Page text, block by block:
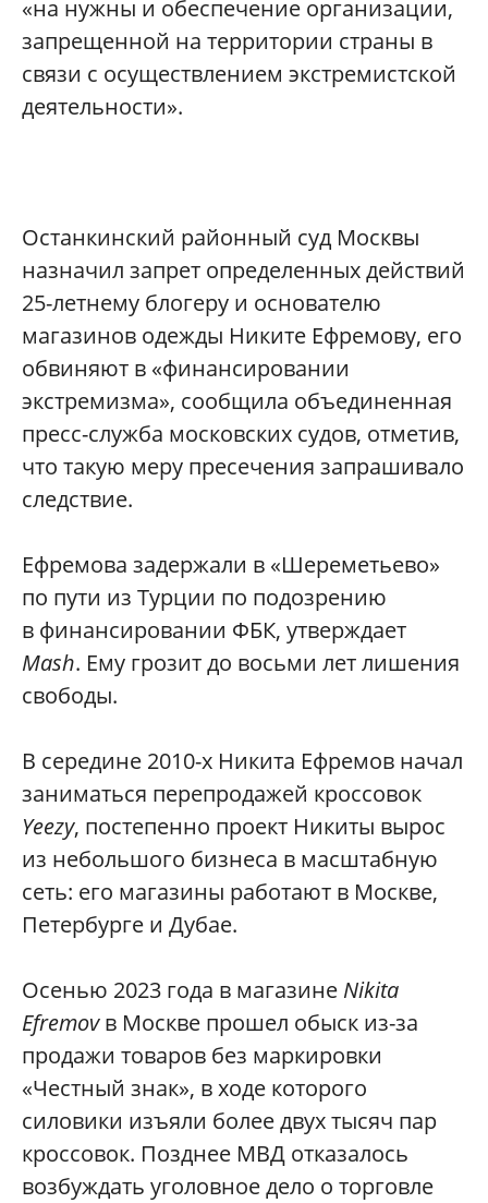
«на нужны и обеспечение организации,
запрещенной на территории страны в
связи с осуществлением экстремистской
деятельности».
Останкинский районный суд Москвы
назначил запрет определенных действий
25-летнему блогеру и основателю
магазинов одежды Никите Ефремову, его
обвиняют в «финансировании
экстремизма», сообщила объединенная
пресс-служба московских судов, отметив,
что такую меру пресечения запрашивало
следствие.
Ефремова задержали в «Шереметьево»
по пути из Турции по подозрению
в финансировании ФБК, утверждает
Mash. Ему грозит до восьми лет лишения
свободы.
В середине 2010-х Никита Ефремов начал
заниматься перепродажей кроссовок
Yeezy, постепенно проект Никиты вырос
из небольшого бизнеса в масштабную
сеть: его магазины работают в Москве,
Петербурге и Дубае.
Осенью 2023 года в магазине Nikita
Efremovв Москве прошел обыск из-за
продажи товаров без маркировки
«Честный знак», в ходе которого
силовики изъяли более двух тысяч пар
кроссовок. Позднее МВД отказалось
возбуждать уголовное дело о торговле